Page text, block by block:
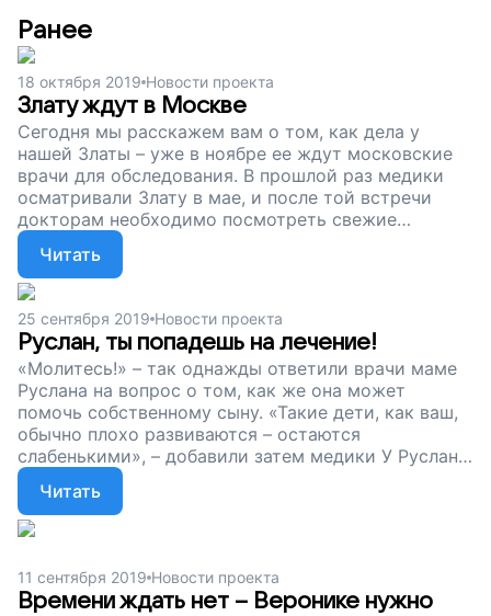
Ранее
18 октября 2019 Новости проекта
Злату ждут в Москве
Сегодня мы расскажем вам о том, как дела у
нашей Златы – уже в ноябре ее ждут московские
врачи для обследования. В прошлой раз медики
осматривали Злату в мае, и после той встречи
докторам необходимо посмотреть свежие
результаты МРТ ее головного и спинного мозга.
Также врачам важно провести и другие анализы,
чтобы понять, в каком состоянии сейчас ее
опухоль...
Читать
25 сентября 2019 Новости проекта
Руслан, ты попадешь на лечение!
«Молитесь!» – так однажды ответили врачи маме
Руслана на вопрос о том, как же она может
помочь собственному сыну. «Такие дети, как ваш,
обычно плохо развиваются – остаются
слабенькими», – добавили затем медики У Руслана
синдром короткой кишки – нарушение процесса
пищеварения. Этот диагноз мальчику поставили в
2 месяца. Руслана ждут на госпитализацию уже
этой осенью – необходимо только купить для него
с мамой билеты из Новосибирска в Москву и
обратно.
Читать
11 сентября 2019 Новости проекта
Времени ждать нет – Веронике нужно